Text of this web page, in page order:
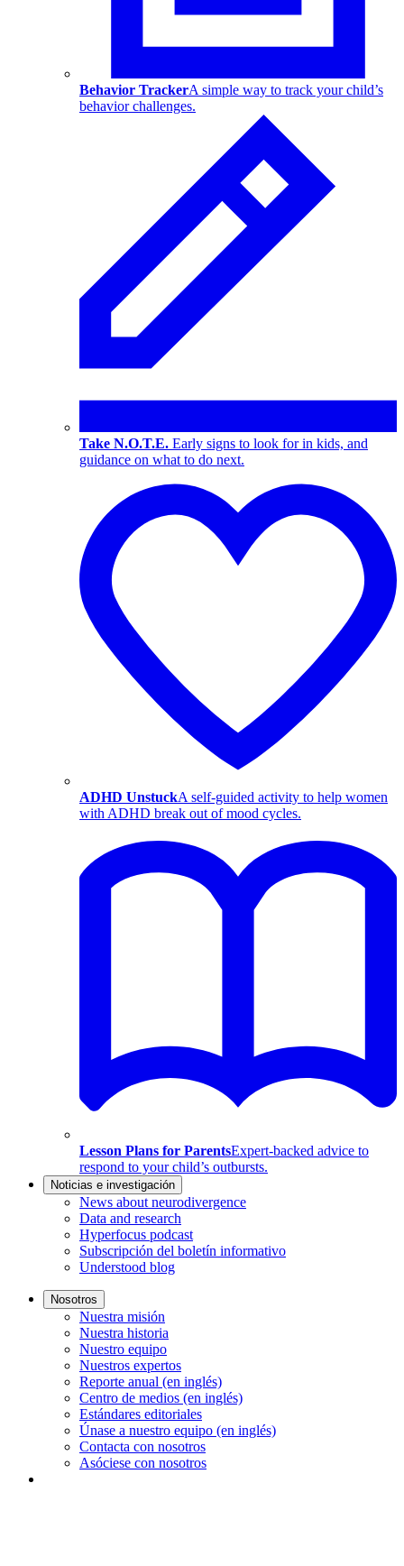
Behavior TrackerA simple way to track your child’s
behavior challenges.
Take N.O.T.E. Early signs to look for in kids, and
guidance on what to do next.
ADHD UnstuckA self-guided activity to help women
with ADHD break out of mood cycles.
Lesson Plans for ParentsExpert-backed advice to
respond to your child’s outbursts.
Noticias e investigación
News about neurodivergence
Data and research
Hyperfocus podcast
Subscripción del boletín informativo
Understood blog
Nosotros
Nuestra misión
Nuestra historia
Nuestro equipo
Nuestros expertos
Reporte anual (en inglés)
Centro de medios (en inglés)
Estándares editoriales
Únase a nuestro equipo (en inglés)
Contacta con nosotros
Asóciese con nosotros